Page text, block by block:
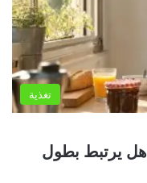
تغذية
هل يرتبط بطول